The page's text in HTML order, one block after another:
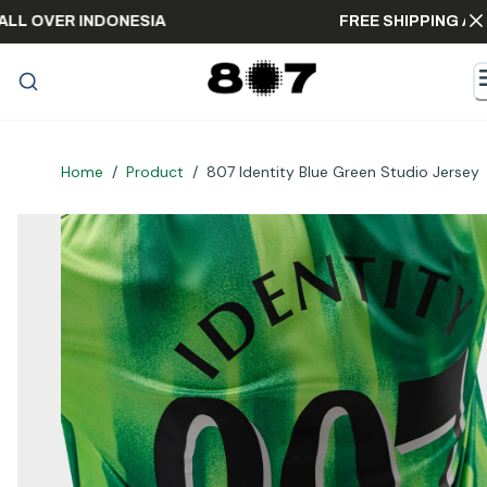
ALL OVER INDONESIA FREE
Home / Product / 807 Identity Blue Green Studio Jersey